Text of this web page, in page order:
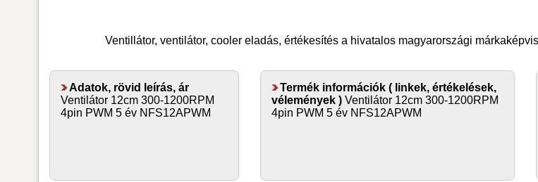
Ventillátor, ventilátor, coolereladás, értékesítés a hivatalos magyarországi
Adatok, rövid leírás, ár
Ventilátor 12cm 300-1200RPM
4pin PWM 5 év NFS12APWM
Termék információk ( linkek, értékelések,
vélemények ) Ventilátor 12cm 300-1200RPM
4pin PWM 5 év NFS12APWM